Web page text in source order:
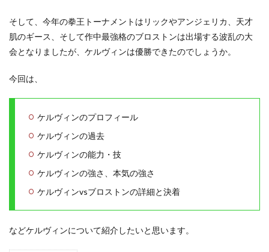
そして、今年の拳王トーナメントはリックやアンジェリカ、天才
肌のギース、そして作中最強格のブロストンは出場する波乱の大
会となりましたが、ケルヴィンは優勝できたのでしょうか。
今回は、
ケルヴィンのプロフィール
ケルヴィンの過去
ケルヴィンの能力・技
ケルヴィンの強さ、本気の強さ
ケルヴィンvsブロストンの詳細と決着
などケルヴィンについて紹介したいと思います。